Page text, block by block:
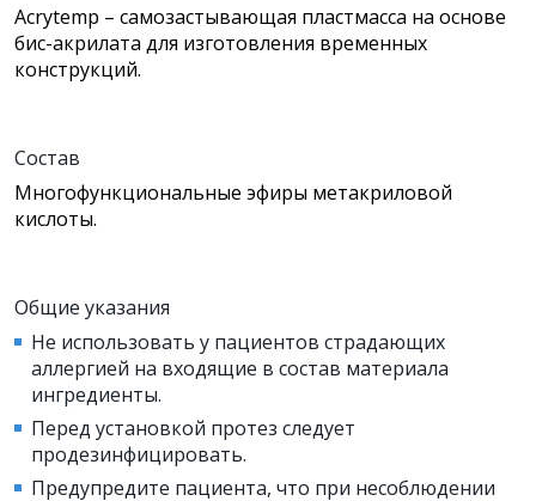
Acrytemp – самозастывающая пластмасса на основе
бис-акрилата для изготовления временных
конструкций.
Состав
Многофункциональные эфиры метакриловой
кислоты.
Общие указания
Не использовать у пациентов страдающих
аллергией на входящие в состав материала
ингредиенты.
Перед установкой протез следует
продезинфицировать.
Предупредите пациента, что при несоблюдении